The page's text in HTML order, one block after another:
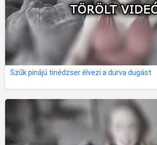
Szűk pinájú tinédzser élvezi a durva dugást